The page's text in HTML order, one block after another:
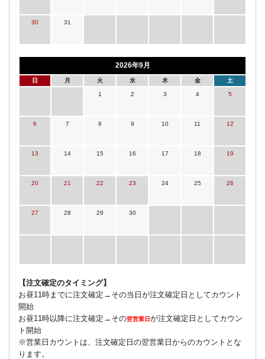
30 31
2026年9月
日 月 火 水 木 金 土
1 2 3 4 5
6 7 8 9 10 11 12
13 14 15 16 17 18 19
20 21 22 23 24 25 26
27 28 29 30
【注文確定のタイミング】
お昼11時までに注文確定→その当日が注文確定日としてカウント
開始
お昼11時以降に注文確定→その翌営業日が注文確定日としてカウン
ト開始
※営業日カウントは、注文確定日の翌営業日からのカウントとな
ります。